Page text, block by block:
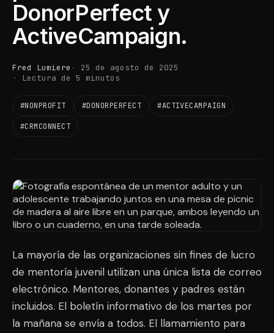
DonorPerfect y
ActiveCampaign.
Fred Lumiere
25 de agosto de 2025
Lectura de 5 minutos
#NONPROFIT #DONORPERFECT #ACTIVECAMPAIGN
#CRMCONNECT
La mayoría de las organizaciones sin fines de lucro
de mentoría juvenil utilizan una única lista de correo
electrónico. Mentores, donantes y padres están
incluidos. El boletín informativo de los martes por
la mañana se envía a todos. El llamamiento para